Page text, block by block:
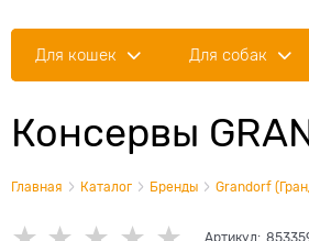
Для кошек Для собак
Консервы
Главная Каталог Бренды Grandorf
Артикул: